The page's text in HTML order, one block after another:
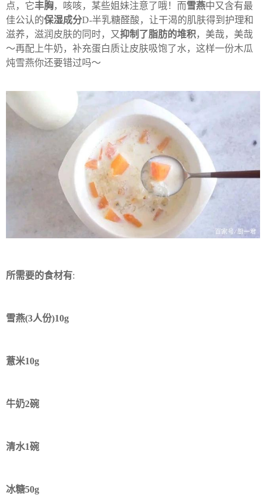
点，它丰胸 ，咳咳，某些姐妹注意了哦！而雪燕中又含有最
佳公认的保湿成分D-半乳糖醛酸，让干渴的肌肤得到护理和
滋养，滋润皮肤的同时，又抑制了脂肪的堆积，美哉，美哉
～再配上牛奶，补充蛋白质让皮肤吸饱了水，这样一份木瓜
炖雪燕你还要错过吗～
所需要的食材有:
雪燕(3人份)10g
薏米10g
牛奶2碗
清水1碗
冰糖50g